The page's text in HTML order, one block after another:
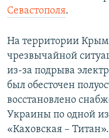
Севастополя.
На территории
чрезвычайной
из-за подрыва
был обесточен
восстановлено
Украины по одной
«Каховская –